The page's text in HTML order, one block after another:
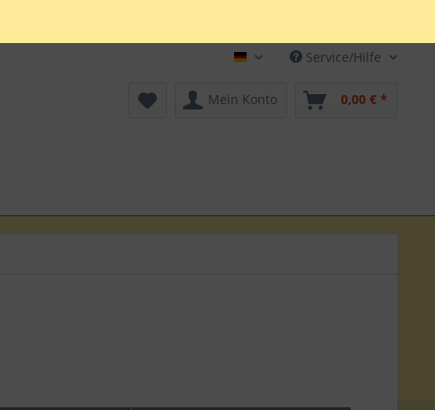
Deutsch Service/Hilfe
Mein Konto 0,00 € *